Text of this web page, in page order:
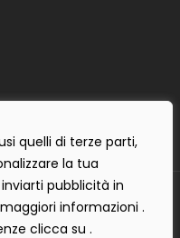
quelli di terze parti,
la tua
pubblicità in
informazioni .
clicca su .
Nicoletta